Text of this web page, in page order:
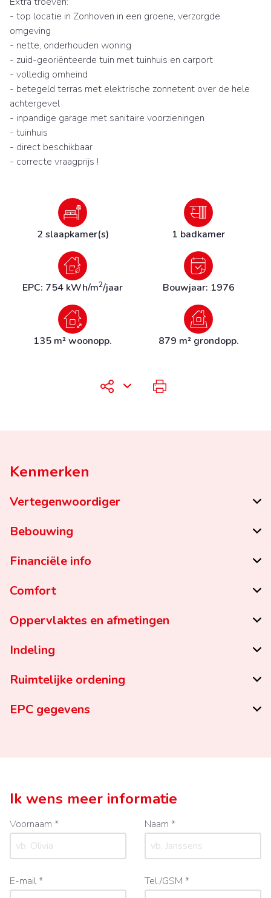
- top locatie in Zonhoven in een groene, verzorgde
omgeving
- nette, onderhouden woning
- zuid-georiënteerde tuin met tuinhuis en carport
- volledig omheind
- betegeld terras met elektrische zonnetent over de hele
achtergevel
- inpandige garage met sanitaire voorzieningen
- tuinhuis
- direct beschikbaar
- correcte vraagprijs !
2 slaapkamer(s) 1 badkamer
EPC: 754 kWh/m2/jaar Bouwjaar: 1976
135 m² woonopp. 879 m² grondopp.
Kenmerken
Vertegenwoordiger
Bebouwing
Financiële info
Comfort
Oppervlaktes en afmetingen
Indeling
Ruimtelijke ordening
EPC gegevens
Ik wens meer informatie
Voornaam * Naam *
E-mail * Tel./GSM *